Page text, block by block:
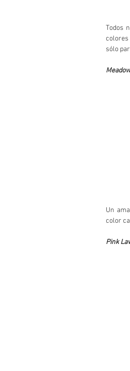
Todos
colores
sólo
Un
color
Pink